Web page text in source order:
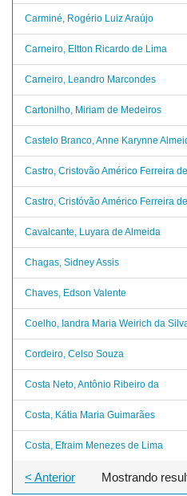
Carminé, Rogério Luiz Araújo
Carneiro, Eltton Ricardo de Lima
Carneiro, Leandro Marcondes
Cartonilho, Miriam de Medeiros
Castelo Branco, Anne Karynne
Castro, Cristovão Américo Ferreira de
Castro, Cristóvão Américo Ferreira de
Cavalcante, Luyara de Almeida
Chagas, Sidney Assis
Chaves, Edson Valente
Coelho, Iandra Maria Weirich da
Cordeiro, Celso Souza
Costa Neto, Antônio Ribeiro da
Costa, Kátia Maria Guimarães
Costa, Efraim Menezes de Lima
Mostrando
< Anterior